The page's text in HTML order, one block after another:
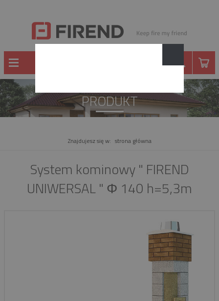
PRODUKT
Znajdujesz się w: strona główna
System kominowy " FIREND
UNIWERSAL " Φ 140 h=5,3m